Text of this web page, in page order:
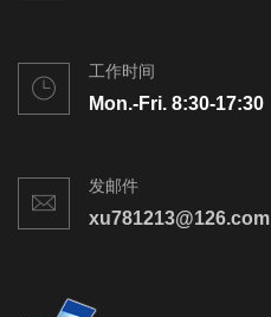
工作时间
Mon.-Fri. 8:30-17:30
发邮件
xu781213@126.com